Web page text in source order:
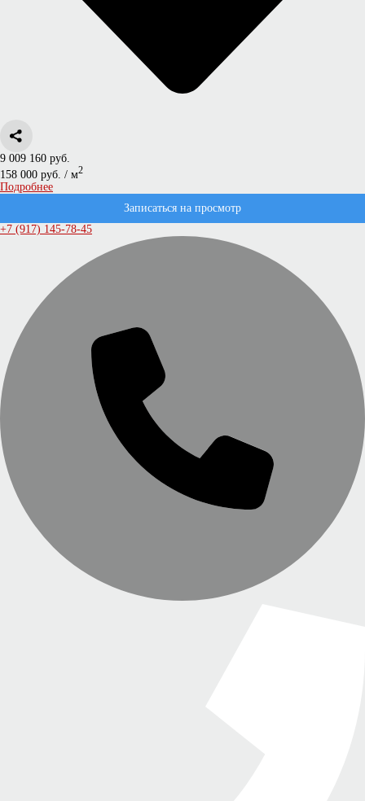
9 009 160 руб.
158 000 руб. / м2
Подробнее
Записаться на просмотр
+7 (917) 145-78-45